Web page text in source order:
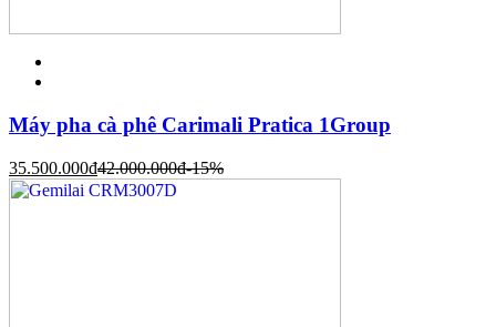
Máy pha cà phê Carimali Pratica 1Group
35.500.000đ42.000.000đ-15%